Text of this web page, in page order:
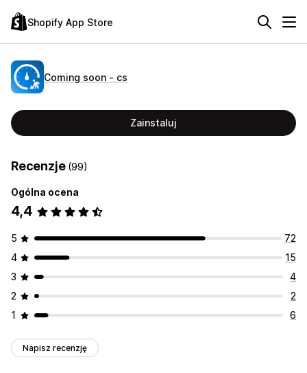
Shopify App Store
Coming soon ‑ cs
Zainstaluj
Recenzje (99)
Ogólna ocena
4,4
5
72
4
15
3
4
2
2
1
6
Napisz recenzję